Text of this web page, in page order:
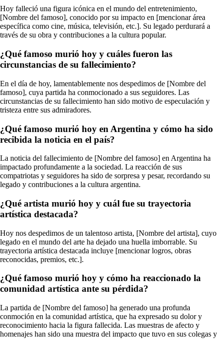
Hoy falleció una figura icónica en el mundo del entretenimiento,
[Nombre del famoso], conocido por su impacto en [mencionar área
específica como cine, música, televisión, etc.]. Su legado perdurará a
través de su obra y contribuciones a la cultura popular.
¿Qué famoso murió hoy y cuáles fueron las
circunstancias de su fallecimiento?
En el día de hoy, lamentablemente nos despedimos de [Nombre del
famoso], cuya partida ha conmocionado a sus seguidores. Las
circunstancias de su fallecimiento han sido motivo de especulación y
tristeza entre sus admiradores.
¿Qué famoso murió hoy en Argentina y cómo ha sido
recibida la noticia en el país?
La noticia del fallecimiento de [Nombre del famoso] en Argentina ha
impactado profundamente a la sociedad. La reacción de sus
compatriotas y seguidores ha sido de sorpresa y pesar, recordando su
legado y contribuciones a la cultura argentina.
¿Qué artista murió hoy y cuál fue su trayectoria
artística destacada?
Hoy nos despedimos de un talentoso artista, [Nombre del artista], cuyo
legado en el mundo del arte ha dejado una huella imborrable. Su
trayectoria artística destacada incluye [mencionar logros, obras
reconocidas, premios, etc.].
¿Qué famoso murió hoy y cómo ha reaccionado la
comunidad artística ante su pérdida?
La partida de [Nombre del famoso] ha generado una profunda
conmoción en la comunidad artística, que ha expresado su dolor y
reconocimiento hacia la figura fallecida. Las muestras de afecto y
homenajes han sido una muestra del impacto que tuvo en sus colegas y